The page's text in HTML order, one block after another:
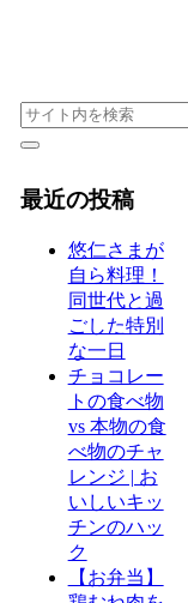
最近の投稿
悠仁さまが
自ら料理！
同世代と過
ごした特別
な一日
チョコレー
トの食べ物
vs 本物の食
べ物のチャ
レンジ | お
いしいキッ
チンのハッ
ク
【お弁当】